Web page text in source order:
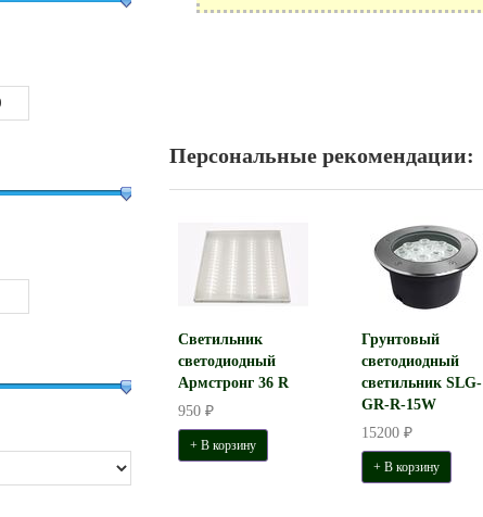
Персональные рекомендации:
Светильник
светодиодный
Армстронг 36 R
950 ₽
+ В корзину
Грунтовый
светодиодный
светильник SLG-
GR-R-15W
15200 ₽
+ В корзину